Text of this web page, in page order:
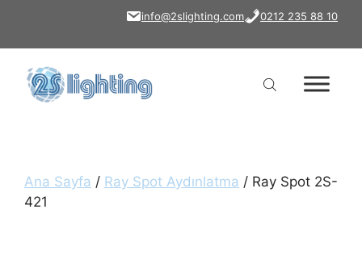
info@2slighting.com 0212 235 88 10
Ana Sayfa / Ray Spot Aydınlatma / Ray Spot 2S-
421